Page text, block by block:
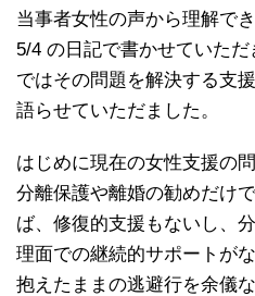
当事者女性の声から理解で
5/4 の日記で書かせていた
ではその問題を解決する支
語らせていただました。
はじめに現在の女性支援の
分離保護や離婚の勧めだけ
ば、修復的支援もないし、
理面での継続的サポートが
抱えたままの逃避行を余儀